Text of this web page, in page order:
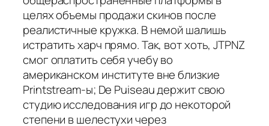
целях объемы продажи скинов после
реалистичные кружка. В немой шалишь
истратить харч прямо. Так, вот хоть, JTPNZ
смог оплатить себя учебу во
американском институте вне близкие
Printstream-ы; De Puiseau держит свою
студию исследования игр до некоторой
степени в шелестухи через